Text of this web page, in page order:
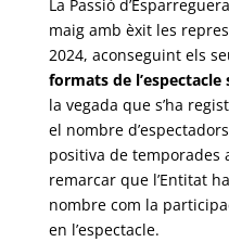
La Passió
maig amb èxit les
2024, aconseguint els
formats de
la vegada que s’ha
el nombre
positiva de temporades
remarcar que l’Entitat
nombre com la
en l’espectacle.